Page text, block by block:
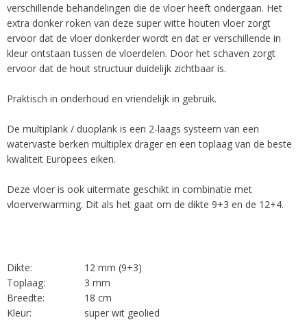
verschillende behandelingen die de vloer heeft ondergaan. Het
extra donker roken van deze super witte houten vloer zorgt
ervoor dat de vloer donkerder wordt en dat er verschillende in
kleur ontstaan tussen de vloerdelen. Door het schaven zorgt
ervoor dat de hout structuur duidelijk zichtbaar is.
Praktisch in onderhoud en vriendelijk in gebruik.
De multiplank / duoplank is een 2-laags systeem van een
watervaste berken multiplex drager en een toplaag van de beste
kwaliteit Europees eiken.
Deze vloer is ook uitermate geschikt in combinatie met
vloerverwarming. Dit als het gaat om de dikte 9+3 en de 12+4.
Dikte:
Toplaag:
Breedte:
Kleur:
12 mm (9+3)
3 mm
18 cm
super wit geolied